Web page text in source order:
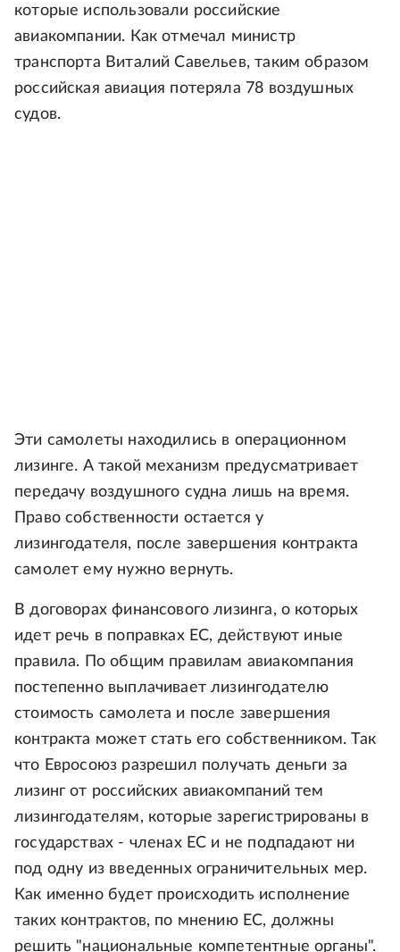
которые использовали российские
авиакомпании. Как отмечал министр
транспорта Виталий Савельев, таким образом
российская авиация потеряла 78 воздушных
судов.
Эти самолеты находились в операционном
лизинге. А такой механизм предусматривает
передачу воздушного судна лишь на время.
Право собственности остается у
лизингодателя, после завершения контракта
самолет ему нужно вернуть.
В договорах финансового лизинга, о которых
идет речь в поправках ЕС, действуют иные
правила. По общим правилам авиакомпания
постепенно выплачивает лизингодателю
стоимость самолета и после завершения
контракта может стать его собственником. Так
что Евросоюз разрешил получать деньги за
лизинг от российских авиакомпаний тем
лизингодателям, которые зарегистрированы в
государствах - членах ЕС и не подпадают ни
под одну из введенных ограничительных мер.
Как именно будет происходить исполнение
таких контрактов, по мнению ЕС, должны
решить "национальные компетентные органы".